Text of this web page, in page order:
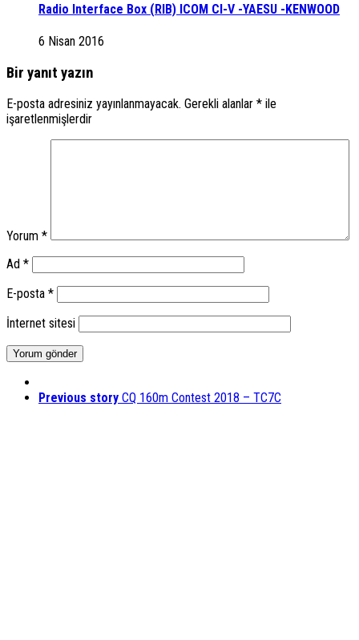
Radio Interface Box (RIB) ICOM CI-V -YAESU -KENWOOD
6 Nisan 2016
Bir yanıt yazın
E-posta adresiniz yayınlanmayacak. Gerekli alanlar * ile
işaretlenmişlerdir
Yorum *
Ad *
E-posta *
İnternet sitesi
Previous story CQ 160m Contest 2018 – TC7C